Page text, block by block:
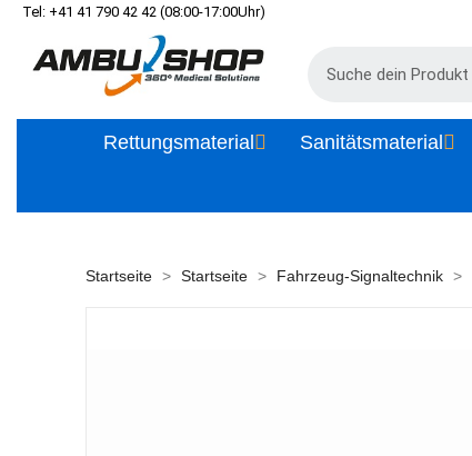
Tel: +41 41 790 42 42 (08:00-17:00Uhr)
Rettungsmaterial Sanitätsmaterial
Startseite Startseite Fahrzeug-Signaltechnik